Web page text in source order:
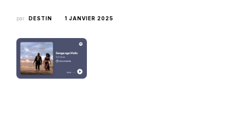
par DESTIN 1 JANVIER 2025